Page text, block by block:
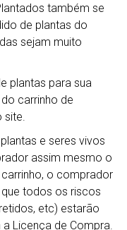
também se
de plantas do
sejam muito
plantas para sua
carrinho de
site.
e seres vivos
assim mesmo o
o comprador
todos os riscos
etc) estarão
Licença de Compra.